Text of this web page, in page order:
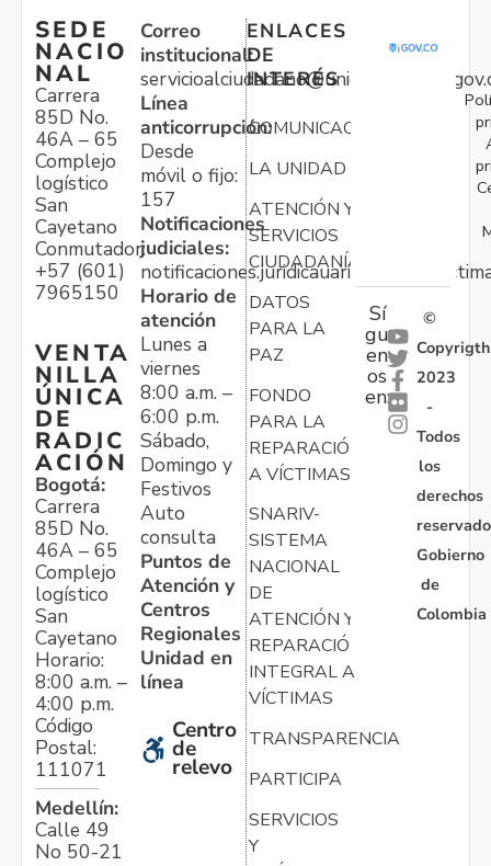
SEDE
NACIO
NAL
Carrera
85D No.
46A – 65
Complejo
logístico
San
Cayetano
Conmutador:
+57 (601)
7965150
VENTA
NILLA
ÚNICA
DE
RADIC
ACIÓN
Bogotá:
Carrera
85D No.
46A – 65
Complejo
logístico
San
Cayetano
Horario:
8:00 a.m. –
4:00 p.m.
Código
Postal:
111071
Medellín:
Calle 49
No 50-21
Correo
institucional:
Línea
anticorrupción:
Desde
móvil o fijo:
157
Notificaciones
judiciales:
Horario de
atención
Lunes a
viernes
8:00 a.m. –
6:00 p.m.
Sábado,
Domingo y
Festivos
Auto
consulta
Puntos de
Atención y
Centros
Regionales
Unidad en
línea
Centro
de
relevo
ENLACES
DE
INTERÉS
COMUNICACIONES
LA UNIDAD
ATENCIÓN Y
SERVICIOS
CIUDADANÍA
DATOS
PARA LA
PAZ
FONDO
PARA LA
REPARACIÓN
A VÍCTIMAS
SNARIV-
SISTEMA
NACIONAL
DE
ATENCIÓN Y
REPARACIÓN
INTEGRAL A
VÍCTIMAS
TRANSPARENCIA
PARTICIPA
SERVICIOS
Y
Sí
gu
en
os
en:
©
Copyrigth
2023
-
Todos
los
derechos
Gobierno
de
Colombia